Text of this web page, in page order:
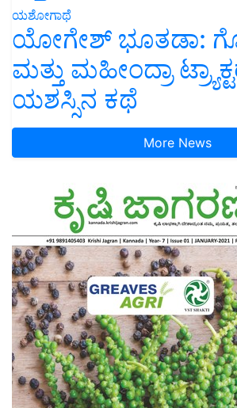
ಯಶೋಗಾಥೆ
ಯೋಗೇಶ್ ಭೂತಡಾ:
ಮತ್ತು ಮಹೀಂದ್ರಾ
ಯಶಸ್ಸಿನ ಕಥೆ
More News